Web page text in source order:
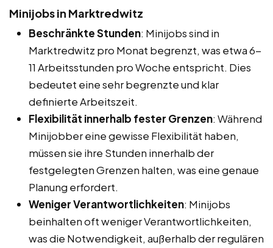
Minijobs in Marktredwitz
Beschränkte Stunden: Minijobs sind in
Marktredwitz pro Monat begrenzt, was etwa 6-
11 Arbeitsstunden pro Woche entspricht. Dies
bedeutet eine sehr begrenzte und klar
definierte Arbeitszeit.
Flexibilität innerhalb fester Grenzen: Während
Minijobber eine gewisse Flexibilität haben,
müssen sie ihre Stunden innerhalb der
festgelegten Grenzen halten, was eine genaue
Planung erfordert.
Weniger Verantwortlichkeiten: Minijobs
beinhalten oft weniger Verantwortlichkeiten,
was die Notwendigkeit, außerhalb der regulären